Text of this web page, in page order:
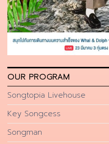
OUR PROGRAM
Songtopia Livehouse
Key Songcess
Songman